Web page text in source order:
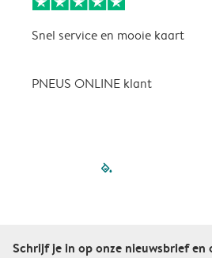
Snel service en mooie kaart
PNEUS ONLINE klant
filled-
Schrijf je in op onze nieuwsbrief